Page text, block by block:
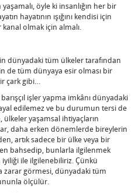
Toplumunu İnşa Etmek”
Biriz
öyle ki insanlığın her bir
hayatının ışığını kendisi için
olmak için almalı.
dünyadaki tüm ülkeler tarafından
de tüm dünyaya esir olması bir
çark gibi…
işler yapma imkânı dünyadaki
edilemez ve bu durumun tersi de
yaşamsal ihtiyaçların
daha erken dönemlerde bireylerin
artık sadece bir ülke veya bir
bahsedip, bunlarla ilgilenmek
ile ilgilenebiliriz. Çünkü
zarar görmesi, dünyadaki tüm
ölçülür.